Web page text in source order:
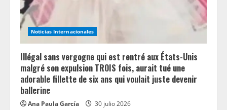
Noticias Internacionales
Illégal sans vergogne qui est rentré aux États-Unis
malgré son expulsion TROIS fois, aurait tué une
adorable fillette de six ans qui voulait juste devenir
ballerine
Ana Paula García 30 julio 2026